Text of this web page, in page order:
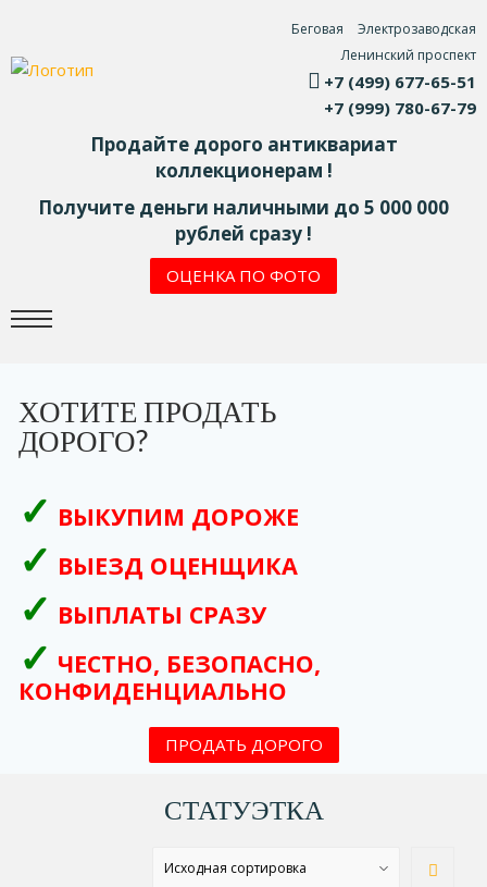
Беговая
Электрозаводская
Ленинский проспект
+7 (499) 677-65-51
+7 (999) 780-67-79
Продайте дорого антиквариат
коллекционерам !
Получите деньги наличными до 5 000 000
рублей сразу !
ОЦЕНКА ПО ФОТО
ХОТИТЕ ПРОДАТЬ
ДОРОГО?
ВЫКУПИМ ДОРОЖЕ
ВЫЕЗД ОЦЕНЩИКА
ВЫПЛАТЫ СРАЗУ
ЧЕСТНО, БЕЗОПАСНО,
КОНФИДЕНЦИАЛЬНО
ПРОДАТЬ ДОРОГО
СТАТУЭТКА